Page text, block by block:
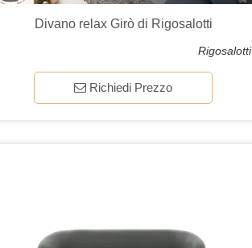
Divano relax Girò di Rigosalotti
Rigosalotti
Richiedi Prezzo